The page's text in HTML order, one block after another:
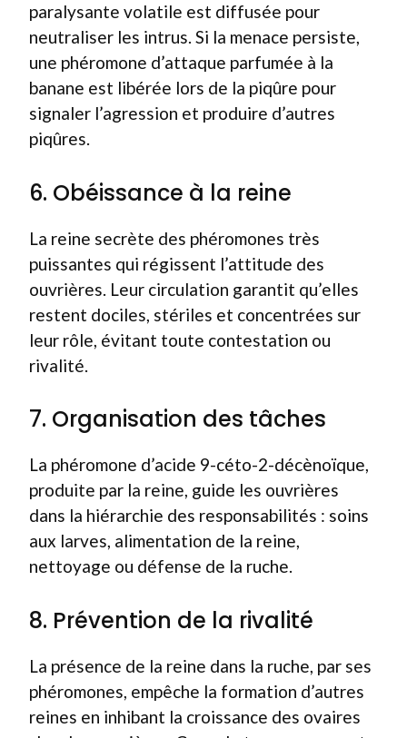
paralysante volatile est diffusée pour
neutraliser les intrus. Si la menace persiste,
une phéromone d’attaque parfumée à la
banane est libérée lors de la piqûre pour
signaler l’agression et produire d’autres
piqûres.
6. Obéissance à la reine
La reine secrète des phéromones très
puissantes qui régissent l’attitude des
ouvrières. Leur circulation garantit qu’elles
restent dociles, stériles et concentrées sur
leur rôle, évitant toute contestation ou
rivalité.
7. Organisation des tâches
La phéromone d’acide 9-céto-2-décènoïque,
produite par la reine, guide les ouvrières
dans la hiérarchie des responsabilités : soins
aux larves, alimentation de la reine,
nettoyage ou défense de la ruche.
8. Prévention de la rivalité
La présence de la reine dans la ruche, par ses
phéromones, empêche la formation d’autres
reines en inhibant la croissance des ovaires